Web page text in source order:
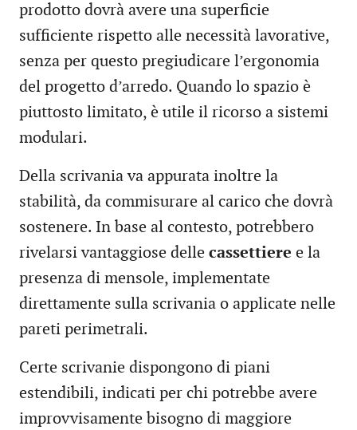
prodotto dovrà avere una superficie
sufficiente rispetto alle necessità lavorative,
senza per questo pregiudicare l’ergonomia
del progetto d’arredo. Quando lo spazio è
piuttosto limitato, è utile il ricorso a sistemi
modulari.
Della scrivania va appurata inoltre la
stabilità, da commisurare al carico che dovrà
sostenere. In base al contesto, potrebbero
rivelarsi vantaggiose delle cassettiere e la
presenza di mensole, implementate
direttamente sulla scrivania o applicate nelle
pareti perimetrali.
Certe scrivanie dispongono di piani
estendibili, indicati per chi potrebbe avere
improvvisamente bisogno di maggiore